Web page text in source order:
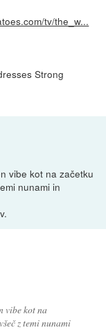
tv/the_w...
Strong
vibe kot na začetku
nunami in
vibe kot na
z temi nunami